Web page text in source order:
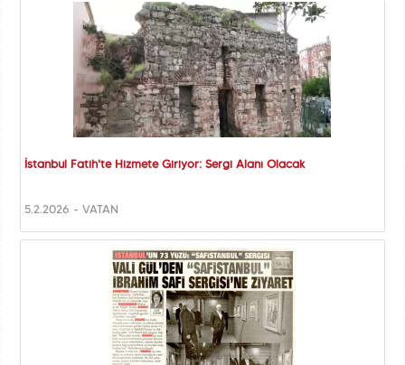
İstanbul Fatih'te Hizmete Giriyor: Sergi Alanı Olacak
5.2.2026 - VATAN